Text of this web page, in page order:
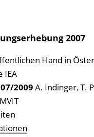
2007
Hand in
IEA
07/2009 A. Indinger, T.